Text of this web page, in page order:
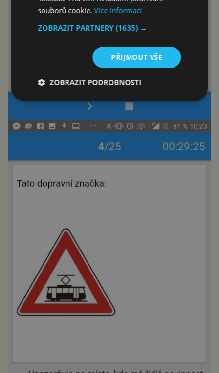
souborů cookie.Více informací
ZOBRAZIT PARTNERY(1635) →
PŘIJMOUT VŠE
ZOBRAZIT PODROBNOSTI